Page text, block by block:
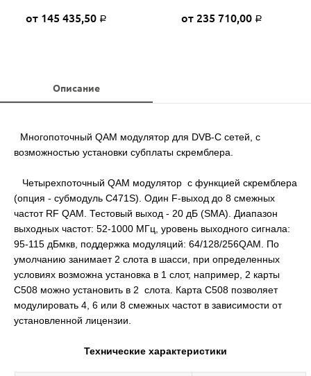
от 145 435,50 Р от 235 710,00 Р
Описание
Многопоточный QAM модулятор для DVB-C сетей, с
возможностью установки субплаты скремблера.
Четырехпоточный QAM модулятор с функцией скремблера
(опция - субмодуль C471S). Один F-выход до 8 смежных
частот RF QAM. Тестовый выход - 20 дБ (SMA). Диапазон
выходных частот: 52-1000 МГц, уровень выходного сигнала:
95-115 дБмкв, поддержка модуляций: 64/128/256QAM. По
умолчанию занимает 2 слота в шасси, при определенных
условиях возможна установка в 1 слот, например, 2 карты
C508 можно установить в 2 слота. Карта C508 позволяет
модулировать 4, 6 или 8 смежных частот в зависимости от
установленной лицензии.
Технические характеристики